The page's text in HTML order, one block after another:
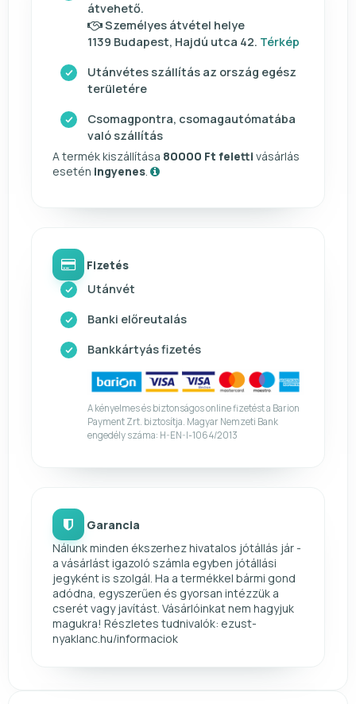
átvehető.
Személyes átvétel helye
1139 Budapest, Hajdú utca 42. Térkép
Utánvétes szállítás az ország egész
területére
Csomagpontra, csomagautómatába
való szállítás
A termék kiszállítása 80000 Ft feletti vásárlás
esetén ingyenes.
Fizetés
Utánvét
Banki előreutalás
Bankkártyás fizetés
A kényelmes és biztonságos online fizetést a Barion
Payment Zrt. biztosítja. Magyar Nemzeti Bank
engedély száma: H-EN-I-1064/2013
Garancia
Nálunk minden ékszerhez hivatalos jótállás jár -
a vásárlást igazoló számla egyben jótállási
jegyként is szolgál. Ha a termékkel bármi gond
adódna, egyszerűen és gyorsan intézzük a
cserét vagy javítást. Vásárlóinkat nem hagyjuk
magukra! Részletes tudnivalók: ezust-
nyaklanc.hu/informaciok